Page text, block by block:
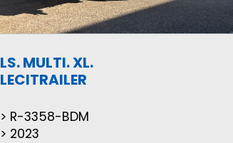
LS. MULTI. XL.
LECITRAILER
R-3358-BDM
2023